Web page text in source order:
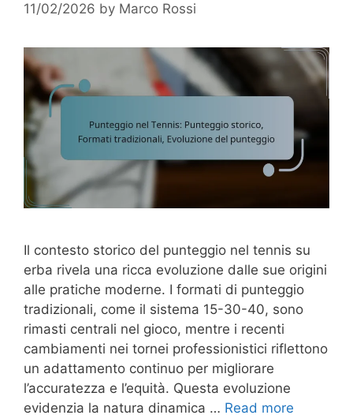
11/02/2026 by Marco Rossi
Il contesto storico del punteggio nel tennis su
erba rivela una ricca evoluzione dalle sue origini
alle pratiche moderne. I formati di punteggio
tradizionali, come il sistema 15-30-40, sono
rimasti centrali nel gioco, mentre i recenti
cambiamenti nei tornei professionistici riflettono
un adattamento continuo per migliorare
l’accuratezza e l’equità. Questa evoluzione
evidenzia la natura dinamica … Read more